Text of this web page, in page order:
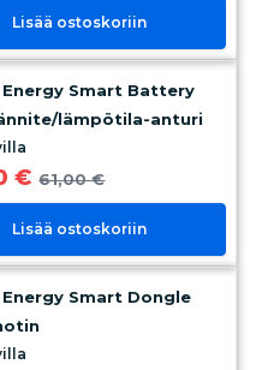
Lisää ostoskoriin
Smart Battery
lämpötila-anturi
€ 61,00 €
Lisää ostoskoriin
Smart Dongle